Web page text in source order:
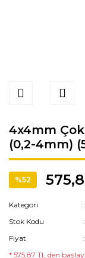
4x4mm
(0,2-4mm)
%52
Kategori
Stok Kodu
Fiyat
* 575,87 TL den